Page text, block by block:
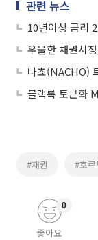
관련 뉴스
10년이상 금리
우울한 채권시
나쵸(NACHO)
블랙록 토큰화
#채권 #호르
좋아요
0